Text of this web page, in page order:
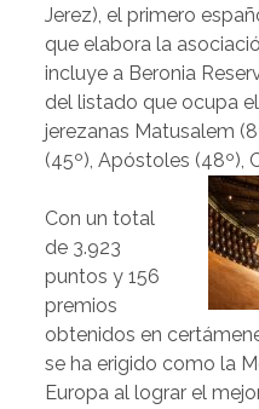
Jerez), el primero
que elabora la
incluye a Beronia
del listado que ocupa
jerezanas Matusalem
(45º), Apóstoles (48º),
Con un total
de 3.923
puntos y 156
premios
obtenidos en
se ha erigido como la
Europa al lograr el